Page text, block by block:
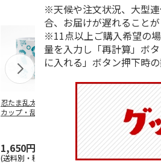
忍たま乱太郎 マグ
カップ・乱太郎・き
1,650円
(送料別・税込)
抗菌食洗機対応 ふ
わっと弁当箱 530ml
…
1,760円
(送料別・税込)
※天候や注文状況、大型
合、お届けが遅れること
※11点以上ご購入希望の
量を入力し「再計算」ボ
に入れる」ボタン押下時